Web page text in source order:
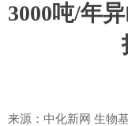
3000吨/年
来源：中化新网 生物